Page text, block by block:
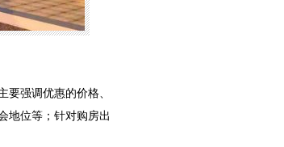
强调优惠的价格、
地位等；针对购房出